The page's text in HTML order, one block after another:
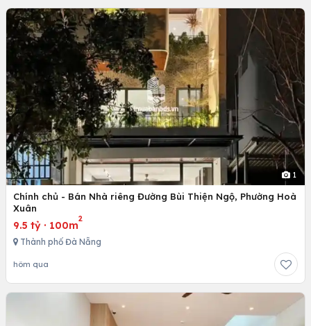
1
Chính chủ - Bán Nhà riêng Đường Bùi Thiện Ngộ, Phường Hoà
Xuân
9.5 tỷ · 100m
2
Thành phố Đà Nẵng
hôm qua